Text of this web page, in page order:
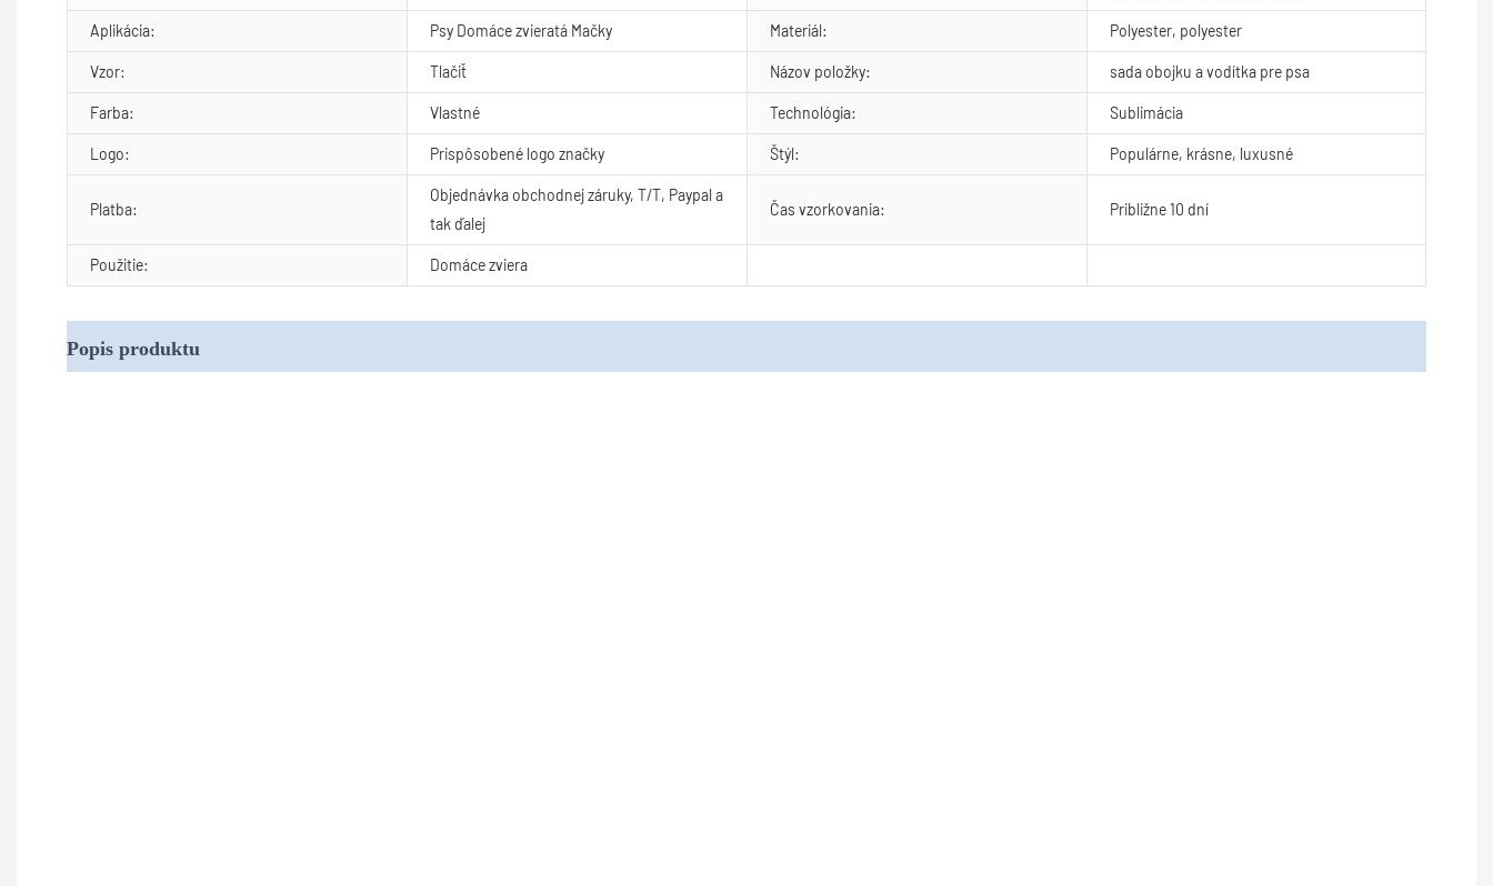
Aplikácia: Psy Domáce zvieratá Mačky Materiál: Polyester, polyester
Vzor: Tlačiť Názov položky: sada obojku a vodítka pre psa
Farba: Vlastné Technológia: Sublimácia
Logo: Prispôsobené logo značky Štýl: Populárne, krásne, luxusné
Platba:
Objednávka obchodnej záruky, T/T, Paypal a
tak ďalej
Čas vzorkovania: Približne 10 dní
Použitie: Domáce zviera
Popis produktu